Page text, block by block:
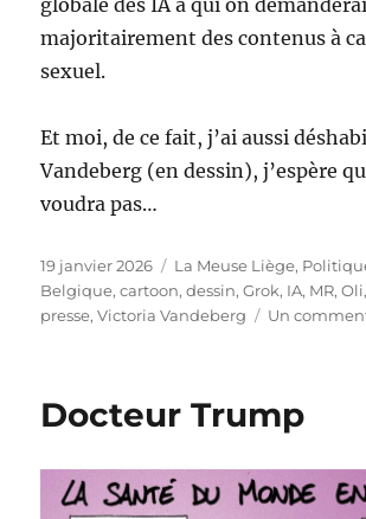
globale des IA à qui on
majoritairement des contenus à
sexuel.
Et moi, de ce fait, j’ai aussi
Vandeberg (en dessin), j’espère
voudra pas…
Publié
le
19 janvier 2026 Catégories
La Meuse Liège,
Belgique,cartoon,dessin,Grok, IA, MR,Oli,
presse,Victoria Vandeberg Un
Docteur Trump